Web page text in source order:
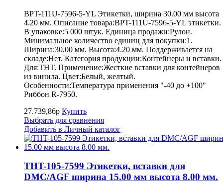
BPT-111U-7596-5-YL Этикетки, ширина 30.00 мм высота
4.20 мм. Описание товара:BPT-111U-7596-5-YL этикетки.
В упаковке:5 000 штук. Единица продажи:Рулон.
Минимальное количество единиц для покупки:1.
Ширина:30.00 мм. Высота:4.20 мм. Поддерживается на
складе:Нет. Категория продукции:Контейнеры и вставки.
Для:THT. Применение:Жесткие вставки для контейнеров
из винила. Цвет:Белый, желтый.
Особенности:Температура применения "-40 до +100"
Риббон R-7950.
27.739,86р Купить
Выбрать для сравнения
Добавить в Личный каталог
THT-105-7599 Этикетки, вставки для
DMC/AGF ширина 15.00 мм высота 8.00 мм.